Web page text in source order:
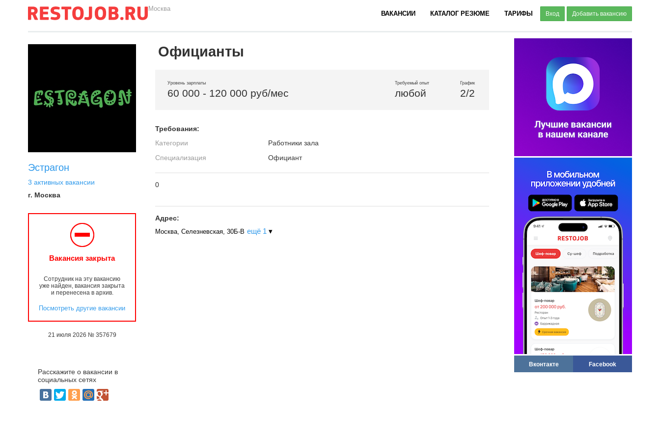
Москва
ВАКАНСИИ КАТАЛОГ РЕЗЮМЕ ТАРИФЫ Вход Добавить вакансию
Вконтакте Facebook
Эстрагон
3 активных вакансии
г. Москва
Вакансия закрыта
Сотрудник на эту вакансию
уже найден, вакансия закрыта
и перенесена в архив.
Посмотреть другие вакансии
21 июля 2026 № 357679
Официанты
Уровень зарплаты
60 000 - 120 000 руб/мес
Требуемый опыт
любой
График
2/2
Требования:
Категории
Работники зала
Специализация
Официант
0
Адрес:
Москва, Селезневская, 30Б-В ещё 1 ▾
Расскажите о вакансии в
социальных сетях